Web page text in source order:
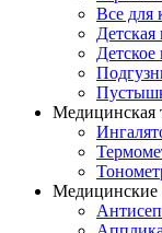
Все для
Детская
Детское
Медицинская
Медицинские